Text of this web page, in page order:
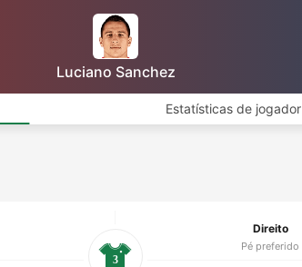
Luciano Sanchez
Estatísticas de jogador
Direito
Pé preferido
3